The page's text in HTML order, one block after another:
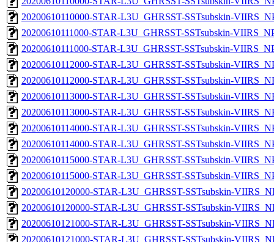
20200610110000-STAR-L3U_GHRSST-SSTsubskin-
20200610111000-STAR-L3U_GHRSST-SSTsubskin-
20200610111000-STAR-L3U_GHRSST-SSTsubskin-
20200610112000-STAR-L3U_GHRSST-SSTsubskin-
20200610112000-STAR-L3U_GHRSST-SSTsubskin-
20200610113000-STAR-L3U_GHRSST-SSTsubskin-
20200610113000-STAR-L3U_GHRSST-SSTsubskin-
20200610114000-STAR-L3U_GHRSST-SSTsubskin-
20200610114000-STAR-L3U_GHRSST-SSTsubskin-
20200610115000-STAR-L3U_GHRSST-SSTsubskin-
20200610115000-STAR-L3U_GHRSST-SSTsubskin-
20200610120000-STAR-L3U_GHRSST-SSTsubskin-
20200610120000-STAR-L3U_GHRSST-SSTsubskin-
20200610121000-STAR-L3U_GHRSST-SSTsubskin-
20200610121000-STAR-L3U_GHRSST-SSTsubskin-